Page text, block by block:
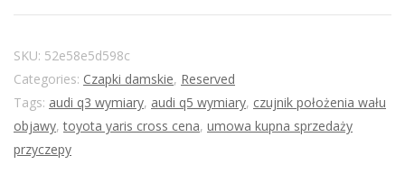
SKU: 52e58e5d598c
Categories: Czapki damskie, Reserved
Tags: audi q3 wymiary, audi q5 wymiary, czujnik położenia wału
objawy,toyota yaris cross cena, umowa kupna sprzedaży
przyczepy